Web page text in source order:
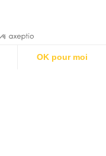
OK pour moi